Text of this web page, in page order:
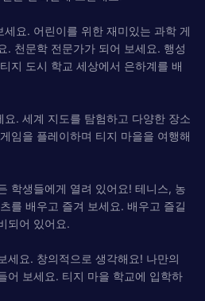
요. 어린이를 위한 재미있는 과학 게
. 천문학 전문가가 되어 보세요. 행성
지 도시 학교 세상에서 은하계를 배
. 세계 지도를 탐험하고 다양한 장소
임을 플레이하며 티지 마을을 여행해
학생들에게 열려 있어요! 테니스, 농
를 배우고 즐겨 보세요. 배우고 즐길
되어 있어요.
세요. 창의적으로 생각해요! 나만의
어 보세요. 티지 마을 학교에 입학하